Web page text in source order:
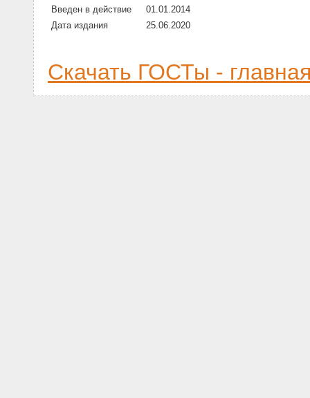
Введен в действие
01.01.2014
Дата издания
25.06.2020
Скачать ГОСТы -